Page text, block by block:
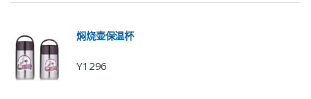
焖烧壶保温杯
Y1296